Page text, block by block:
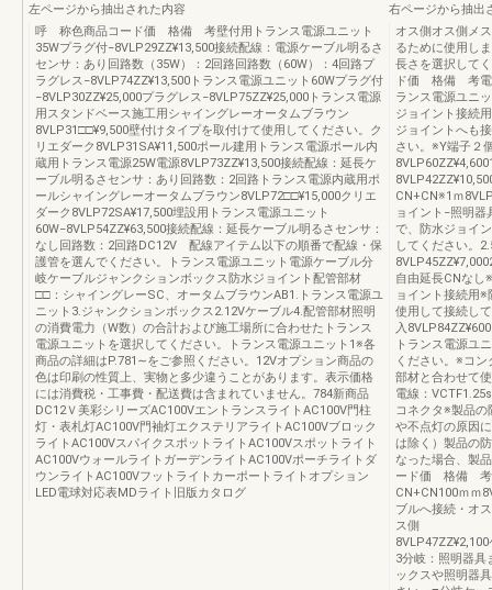
左ページから抽出された内容
呼 称色商品コード価 格備 考壁付用トランス電源ユニット
35Wプラグ付−8VLP29ZZ¥13,500接続配線：電源ケーブル明るさ
センサ：あり回路数（35W）：2回路回路数（60W）：4回路プ
ラグレス−8VLP74ZZ¥13,500トランス電源ユニット60Wプラグ付
−8VLP30ZZ¥25,000プラグレス−8VLP75ZZ¥25,000トランス電源
用スタンドベース施工用シャイングレーオータムブラウン
8VLP31□□¥9,500壁付けタイプを取付けて使用してください。ク
リエダーク8VLP31SA¥11,500ポール建用トランス電源ポール内
蔵用トランス電源25W電源8VLP73ZZ¥13,500接続配線：延長ケ
ーブル明るさセンサ：あり回路数：2回路トランス電源内蔵用ポ
ールシャイングレーオータムブラウン8VLP72□□¥15,000クリエ
ダーク8VLP72SA¥17,500埋設用トランス電源ユニット
60W−8VLP54ZZ¥63,500接続配線：延長ケーブル明るさセンサ：
なし回路数：2回路DC12V 配線アイテム以下の順番で配線・保
護管を選んでください。トランス電源ユニット電源ケーブル分
岐ケーブルジャンクションボックス防水ジョイント配管部材
□□：シャイングレーSC、オータムブラウンAB1.トランス電源ユ
ニット3.ジャンクションボックス2.12Vケーブル4.配管部材照明
の消費電力（W数）の合計および施工場所に合わせたトランス
電源ユニットを選択してください。トランス電源ユニット1※各
商品の詳細はP.781∼をご参照ください。12Vオプション商品の
色は印刷の性質上、実物と多少違うことがあります。表示価格
には消費税・工事費・配送費は含まれていません。784新商品
DC12Ｖ美彩シリーズAC100VエントランスライトAC100V門柱
灯・表札灯AC100V門袖灯エクステリアライトAC100Vブロック
ライトAC100VスパイクスポットライトAC100Vスポットライト
AC100VウォールライトガーデンライトAC100Vポーチライトダ
ウンライトAC100Vフットライトカーポートライトオプション
LED電球対応表MDライト旧版カタログ
右ページから抽出
オス側オス側メ
るために使用し
長さを選択して
ド価 格備 考電
ランス電源ユニ
ジョイント接続
ジョイントへも
さい。※Y端子２
CN+CN※1ｍ
ョイント−照明
で、防水ジョイ
してください。
自由延長CNなし
ョイント接続用
使用して接続し
入
トランス電源ユ
ください。※コ
部材と合わせて
電線：
コネクタ※製品の
や不点灯の原因
は除く）製品の
なった場合、製
ード価 格
CN+CN100ｍｍ
ブルへ接続・オ
ス側 オス
3分岐：照明器具
ックスや照明器